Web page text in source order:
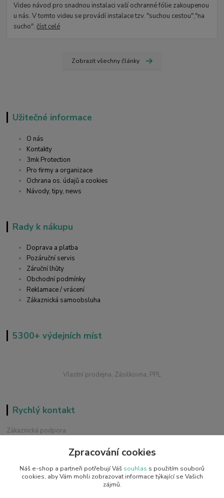
Video návod pro snadnou instalaci vaší ochranné fólie zakoupenou
u nás. V tomto videu se provádí instalace tzv. "suchou cestou","na
sucho".číst celé
Zobrazit všechny články
Užitečné informace
O nás
Kontakty
3mk Protection
Pro firmy a organizace
Ochrana os. údajů a cookies
Návody, tipy, news
Rady k nákupu
Doprava a platba
Pozáruční servis
Záruční lhůty
Obchodní podmínky
Reklamace / vrácení
Zákaznická samoobsluha
5300+ výdejních míst
Vlastní prodejna, Zásilkovna, PPL
Rychlý kontakt
Zákaznická podpora
Chat / Online podpora - 24/7
info@emobilky.cz
Zpracování cookies
Náš e-shop a partneři potřebují Váš souhlas s použitím souborů
cookies, aby Vám mohli zobrazovat informace týkající se Vašich
zájmů.